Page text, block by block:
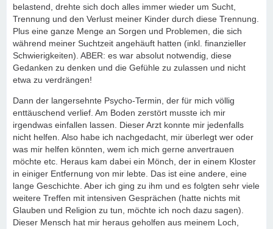
belastend, drehte sich doch alles immer wieder um Sucht,
Trennung und den Verlust meiner Kinder durch diese Trennung.
Plus eine ganze Menge an Sorgen und Problemen, die sich
während meiner Suchtzeit angehäuft hatten (inkl. finanzieller
Schwierigkeiten). ABER: es war absolut notwendig, diese
Gedanken zu denken und die Gefühle zu zulassen und nicht
etwa zu verdrängen!
Dann der langersehnte Psycho-Termin, der für mich völlig
enttäuschend verlief. Am Boden zerstört musste ich mir
irgendwas einfallen lassen. Dieser Arzt konnte mir jedenfalls
nicht helfen. Also habe ich nachgedacht, mir überlegt wer oder
was mir helfen könnten, wem ich mich gerne anvertrauen
möchte etc. Heraus kam dabei ein Mönch, der in einem Kloster
in einiger Entfernung von mir lebte. Das ist eine andere, eine
lange Geschichte. Aber ich ging zu ihm und es folgten sehr viele
weitere Treffen mit intensiven Gesprächen (hatte nichts mit
Glauben und Religion zu tun, möchte ich noch dazu sagen).
Dieser Mensch hat mir heraus geholfen aus meinem Loch,